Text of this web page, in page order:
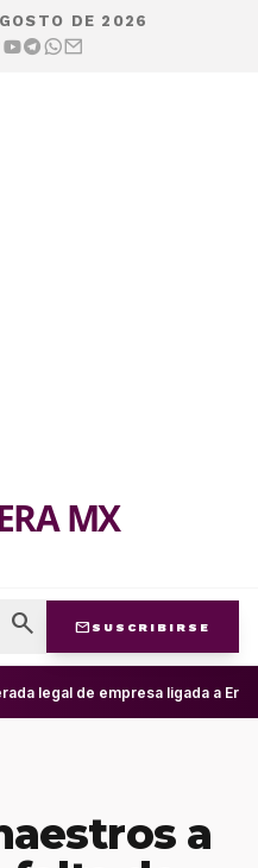
DE 2026
MX
search mail SUSCRIBIRSE
legal de empresa ligada a
a